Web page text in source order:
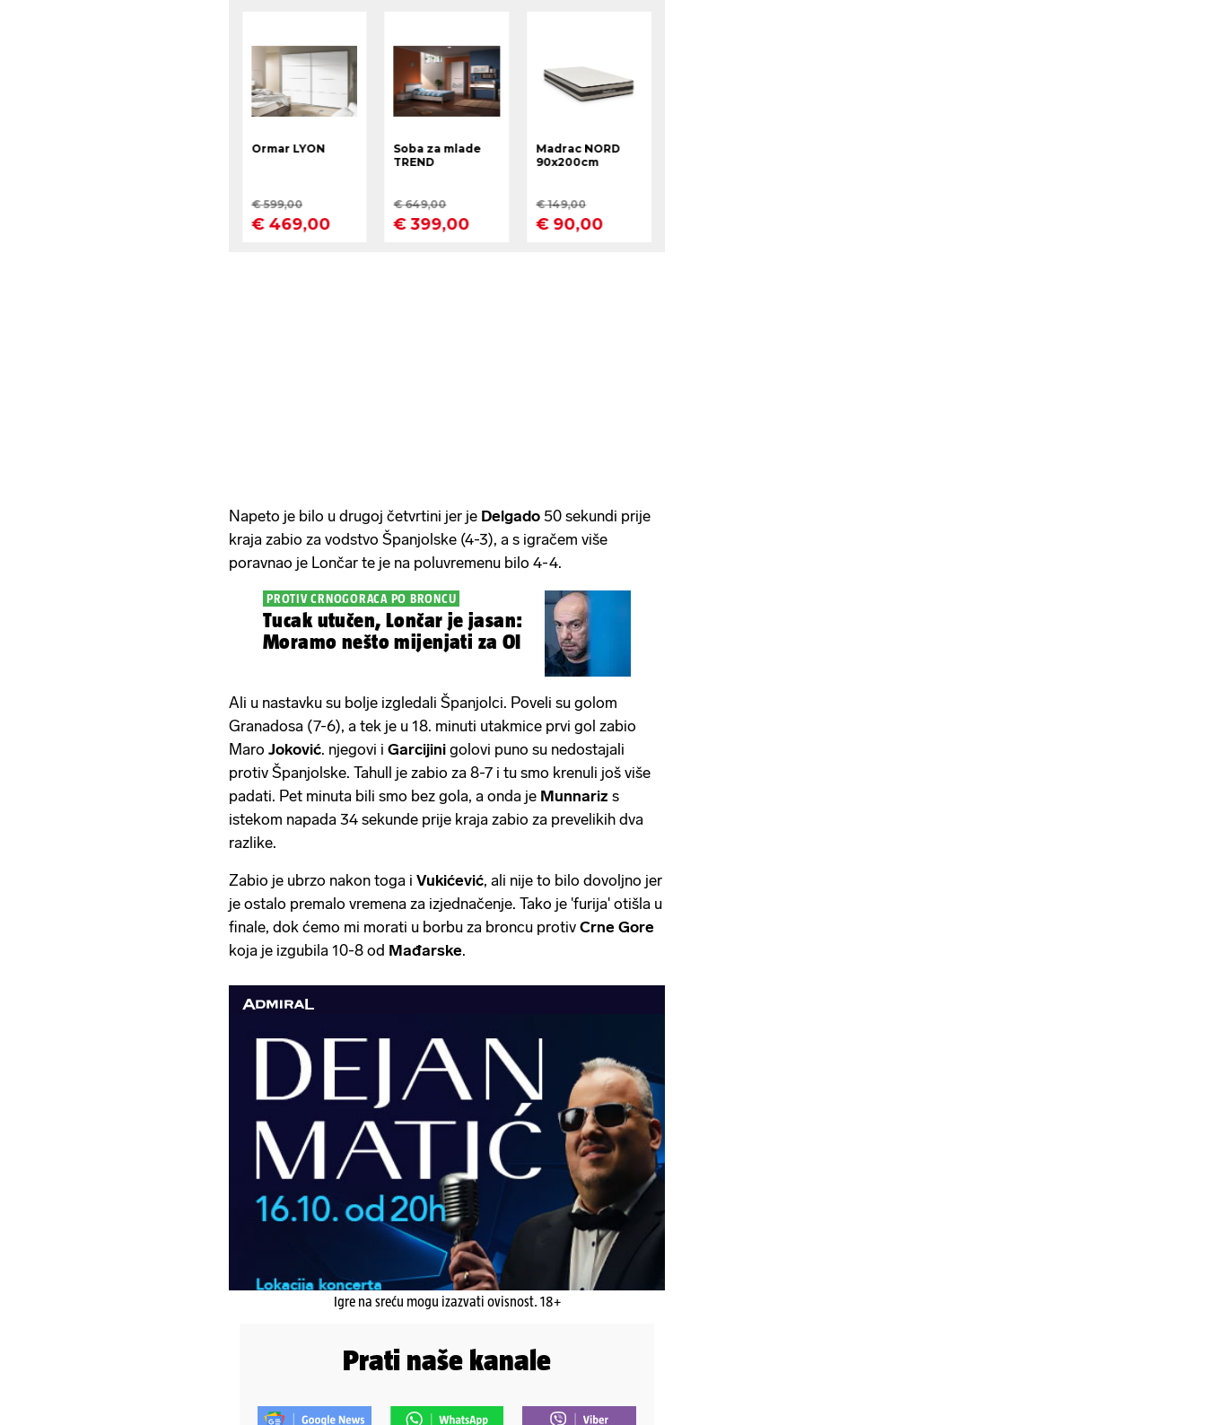
Napeto je bilo u drugoj četvrtini jer je Delgado 50 sekundi prije
kraja zabio za vodstvo Španjolske (4-3), a s igračem više
poravnao je Lončar te je na poluvremenu bilo 4-4.
PROTIV CRNOGORACA PO BRONCU
Tucak utučen, Lončar je jasan:
Moramo nešto mijenjati za OI
Ali u nastavku su bolje izgledali Španjolci. Poveli su golom
Granadosa (7-6), a tek je u 18. minuti utakmice prvi gol zabio
Maro Joković. njegovi i Garcijini golovi puno su nedostajali
protiv Španjolske. Tahull je zabio za 8-7 i tu smo krenuli još više
padati. Pet minuta bili smo bez gola, a onda je Munnariz s
istekom napada 34 sekunde prije kraja zabio za prevelikih dva
razlike.
Zabio je ubrzo nakon toga i Vukićević, ali nije to bilo dovoljno jer
je ostalo premalo vremena za izjednačenje. Tako je 'furija' otišla u
finale, dok ćemo mi morati u borbu za broncu protiv Crne Gore
koja je izgubila 10-8 od Mađarske.
Igre na sreću mogu izazvati ovisnost. 18+
Prati naše kanale